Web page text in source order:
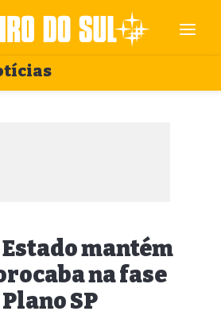
mantém
na fase
SP